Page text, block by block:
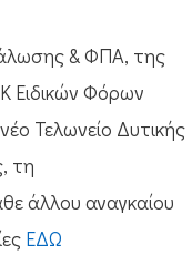
& ΦΠΑ, της
Ειδικών Φόρων
Τελωνείο Δυτικής
τη
άλλου αναγκαίου
ΕΔΩ